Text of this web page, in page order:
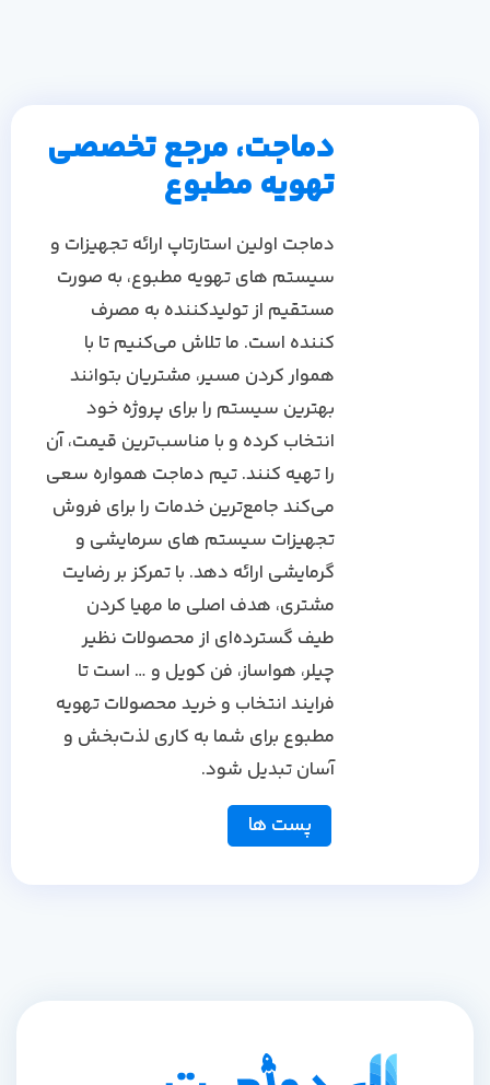
دماجت، مرجع تخصصی
تهویه مطبوع
دماجت اولین استارتاپ ارائه تجهیزات و
سیستم های تهویه مطبوع، به صورت
مستقیم از تولیدکننده به مصرف
کننده است. ما تلاش می‌کنیم تا با
هموار کردن مسیر، مشتریان بتوانند
بهترین سیستم را برای پروژه خود
انتخاب کرده و با مناسب‌ترین قیمت، آن
را تهیه کنند. تیم دماجت همواره سعی
می‌کند جامع‌ترین خدمات را برای فروش
تجهیزات سیستم های سرمایشی و
گرمایشی ارائه دهد. با تمرکز بر رضایت
مشتری، هدف اصلی ما مهیا کردن
طیف گسترده‌ای از محصولات نظیر
چیلر، هواساز، فن کویل و … است تا
فرایند انتخاب و خرید محصولات تهویه
مطبوع برای شما به کاری لذت‌بخش و
آسان تبدیل شود.
پست ها